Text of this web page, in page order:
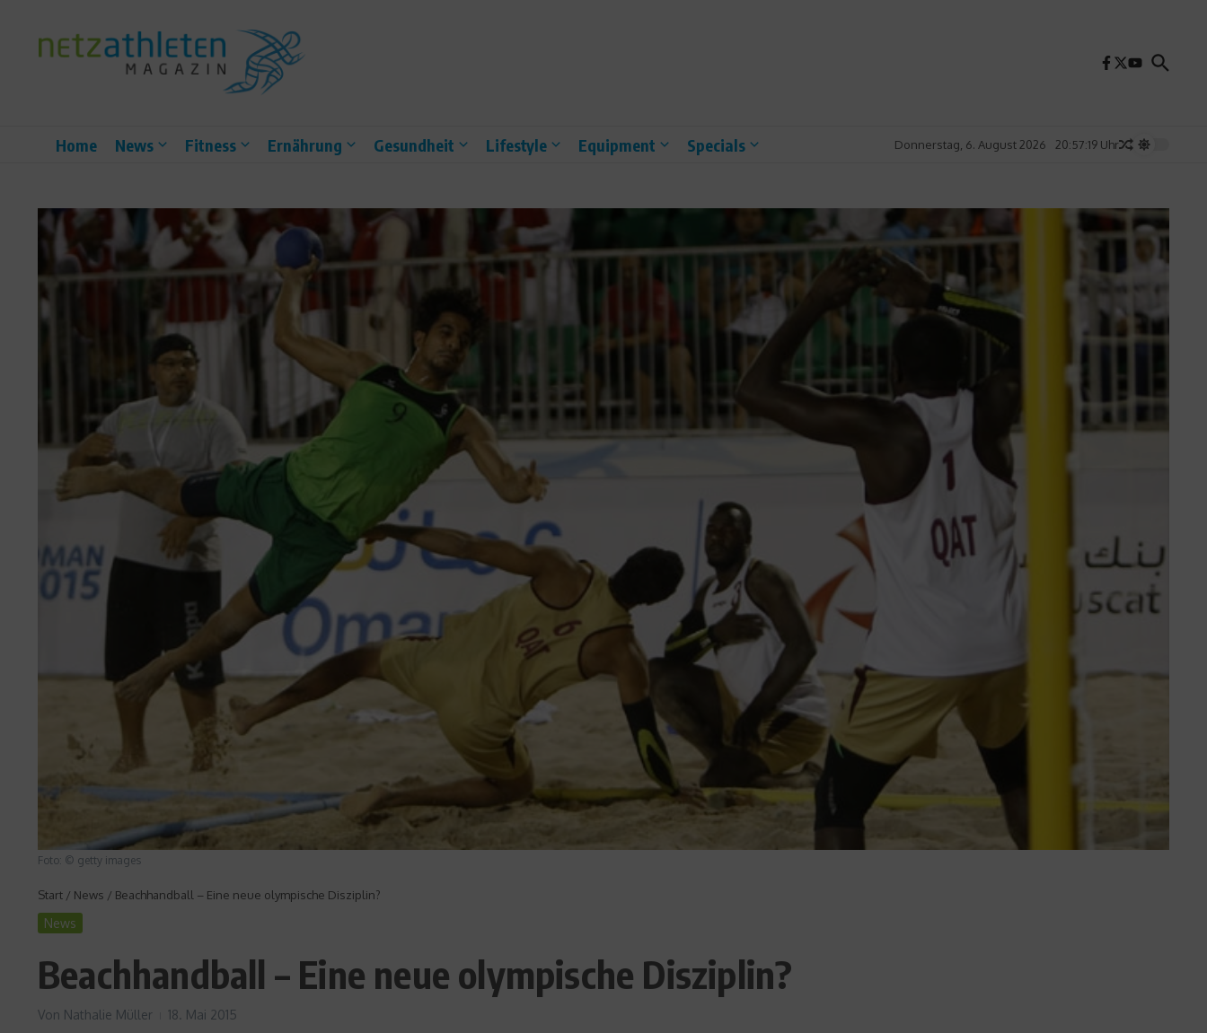
Home News Fitness Ernährung Gesundheit Lifestyle Equipment Specials Donnerstag, 6. August 2026 20:57:21 Uhr
Foto: © getty images
Start / News / Beachhandball – Eine neue olympische Disziplin?
News
Beachhandball – Eine neue olympische Disziplin?
Von Nathalie Müller 18. Mai 2015